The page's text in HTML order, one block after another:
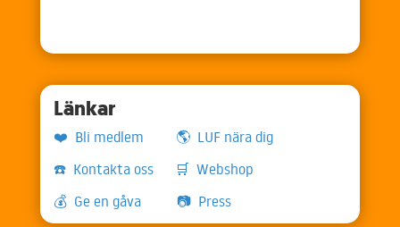
Länkar
❤️ Bli medlem 🌎 LUF nära dig
☎️ Kontakta oss
🛒 Webshop
💰 Ge en gåva 📷 Press